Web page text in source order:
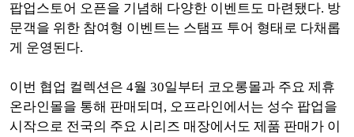
팝업스토어 오픈을 기념해 다양한 이벤트도 마련됐다. 방
문객을 위한 참여형 이벤트는 스탬프 투어 형태로 다채롭
게 운영된다.
이번 협업 컬렉션은 4월 30일부터 코오롱몰과 주요 제휴
온라인몰을 통해 판매되며, 오프라인에서는 성수 팝업을
시작으로 전국의 주요 시리즈 매장에서도 제품 판매가 이